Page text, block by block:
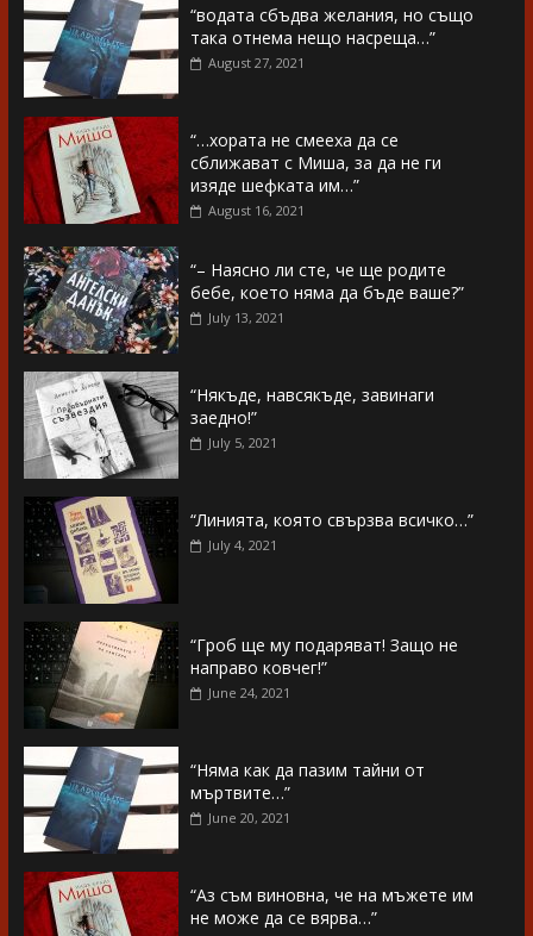
“водата сбъдва желания, но също
така отнема нещо насреща…”
August 27, 2021
“…хората не смееха да се
сближават с Миша, за да не ги
изяде шефката им…”
August 16, 2021
“– Наясно ли сте, че ще родите
бебе, което няма да бъде ваше?”
July 13, 2021
“Някъде, навсякъде, завинаги
заедно!”
July 5, 2021
“Линията, която свързва всичко…”
July 4, 2021
“Гроб ще му подаряват! Защо не
направо ковчег!”
June 24, 2021
“Няма как да пазим тайни от
мъртвите…”
June 20, 2021
“Аз съм виновна, че на мъжете им
не може да се вярва…”